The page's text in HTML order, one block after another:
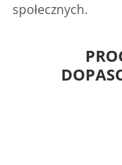
społecznych.